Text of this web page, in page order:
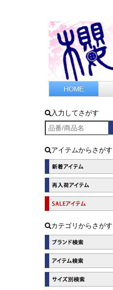
HOME
入力してさがす
アイテムからさがす
カテゴリからさがす